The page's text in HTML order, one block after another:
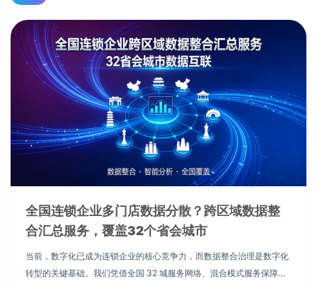
全国连锁企业多门店数据分散？跨区域数据整
合汇总服务，覆盖32个省会城市
当前，数字化已成为连锁企业的核心竞争力，而数据整合治理是数字化
转型的关键基础。我们凭借全国 32 城服务网络、混合模式服务保障、